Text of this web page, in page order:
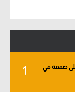
1
صفقة في